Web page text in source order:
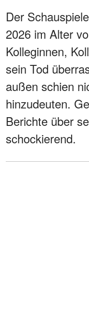
Der
2026 im Alter
Kolleginnen,
sein Tod
außen schien
hinzudeuten.
Berichte über
schockierend.